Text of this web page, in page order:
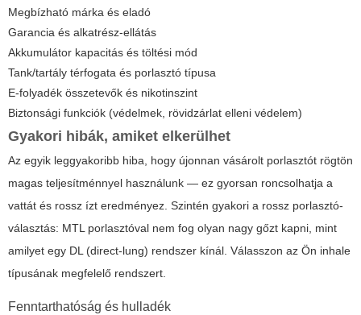
Megbízható márka és eladó
Garancia és alkatrész-ellátás
Akkumulátor kapacitás és töltési mód
Tank/tartály térfogata és porlasztó típusa
E-folyadék összetevők és nikotinszint
Biztonsági funkciók (védelmek, rövidzárlat elleni védelem)
Gyakori hibák, amiket elkerülhet
Az egyik leggyakoribb hiba, hogy újonnan vásárolt porlasztót rögtön
magas teljesítménnyel használunk — ez gyorsan roncsolhatja a
vattát és rossz ízt eredményez. Szintén gyakori a rossz porlasztó-
választás: MTL porlasztóval nem fog olyan nagy gőzt kapni, mint
amilyet egy DL (direct-lung) rendszer kínál. Válasszon az Ön inhale
típusának megfelelő rendszert.
Fenntarthatóság és hulladék